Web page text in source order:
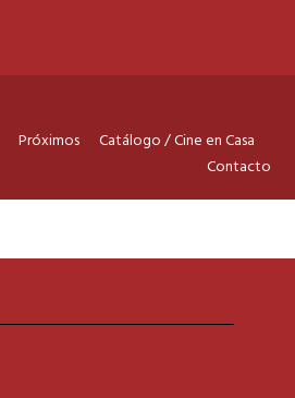
Próximos
Catálogo / Cine en Casa
Contacto